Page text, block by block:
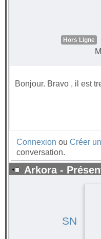
Hors Ligne
Bonjour. Bravo , il est
Connexion ou Créer
conversation.
Arkora -
SN